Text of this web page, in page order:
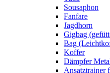
Sousaphon
Fanfare
Jagdhorn
Gigbag
Bag
Koffer
Dämpfer
Ansatztrainer